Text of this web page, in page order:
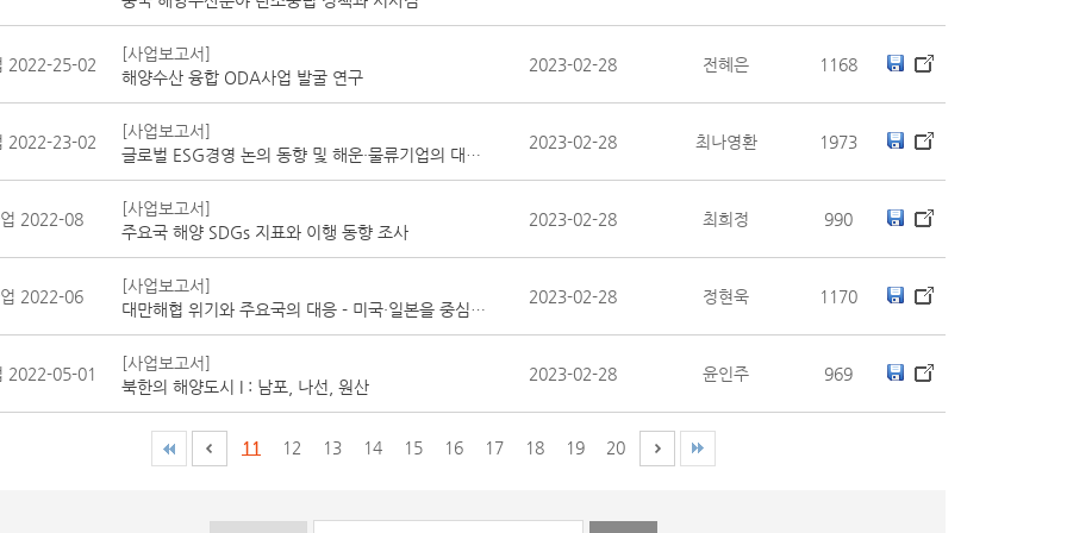
2022-25-02
[사업보고서]
해양수산 융합 ODA사업 발굴 연구
2023-02-28 전혜은 1168
2022-23-02
[사업보고서]
글로벌 ESG경영 논의 동향 및 해운·물류기업의 대응 현황 조사
2023-02-28 최나영환 1973
2022-08
[사업보고서]
주요국 해양 SDGs 지표와 이행 동향 조사
2023-02-28 최희정 990
2022-06
[사업보고서]
대만해협 위기와 주요국의 대응 - 미국·일본을 중심으로
2023-02-28 정현욱 1170
2022-05-01
[사업보고서]
북한의 해양도시 I : 남포, 나선, 원산
2023-02-28 윤인주 969
11 12 13 14 15 16 17 18 19 20